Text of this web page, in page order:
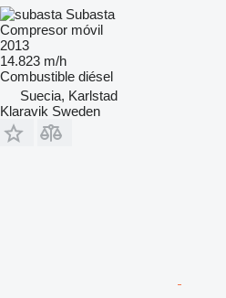
Subasta
Compresor móvil
2013
14.823 m/h
Combustible diésel
Suecia, Karlstad
Klaravik Sweden